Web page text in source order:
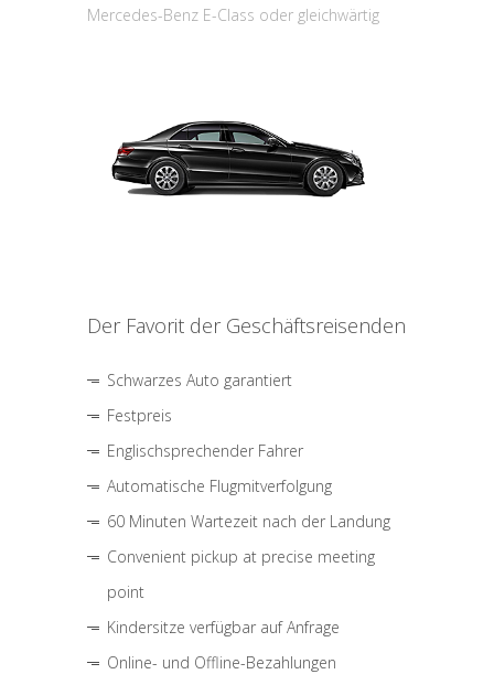
Mercedes-Benz E-Class oder gleichwärtig
Der Favorit der Geschäftsreisenden
Schwarzes Auto garantiert
Festpreis
Englischsprechender Fahrer
Automatische Flugmitverfolgung
60 Minuten Wartezeit nach der Landung
Convenient pickup at precise meeting
point
Kindersitze verfügbar auf Anfrage
Online- und Offline-Bezahlungen